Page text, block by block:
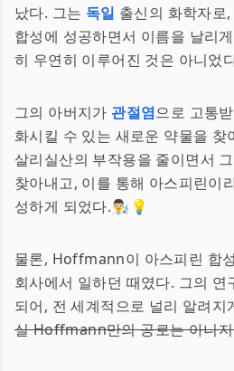
났다. 그는 독일 출신의 화학자로
합성에 성공하면서 이름을 날리
히 우연히 이루어진 것은 아니었
그의 아버지가 관절염으로 고통
화시킬 수 있는 새로운 약물을
살리실산의 부작용을 줄이면서
찾아내고, 이를 통해 아스피린이
성하게 되었다.👨‍🔬💡
물론, Hoffmann이 아스피린 합
회사에서 일하던 때였다. 그의
되어, 전 세계적으로 널리 알려
실 Hoffmann만의 공로는 아니